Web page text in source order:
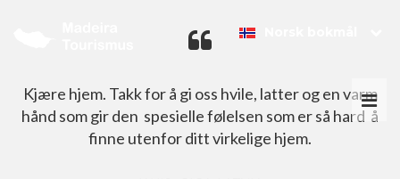
Kjære hjem. Takk for å gi oss hvile, latter og en varm
hånd som gir den spesielle følelsen som er så hard å
finne utenfor ditt virkelige hjem.